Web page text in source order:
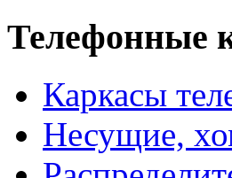
Телефонные
Каркасы
Несущие,